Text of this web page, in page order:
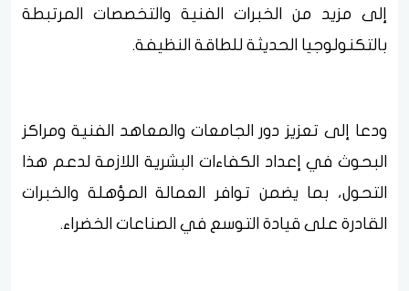
إلى مزيد من الخبرات الفنية والتخصصات المرتبطة
بالتكنولوجيا الحديثة للطاقة النظيفة.
ودعا إلى تعزيز دور الجامعات والمعاهد الفنية ومراكز
البحوث في إعداد الكفاءات البشرية اللازمة لدعم هذا
التحول، بما يضمن توافر العمالة المؤهلة والخبرات
القادرة على قيادة التوسع في الصناعات الخضراء.